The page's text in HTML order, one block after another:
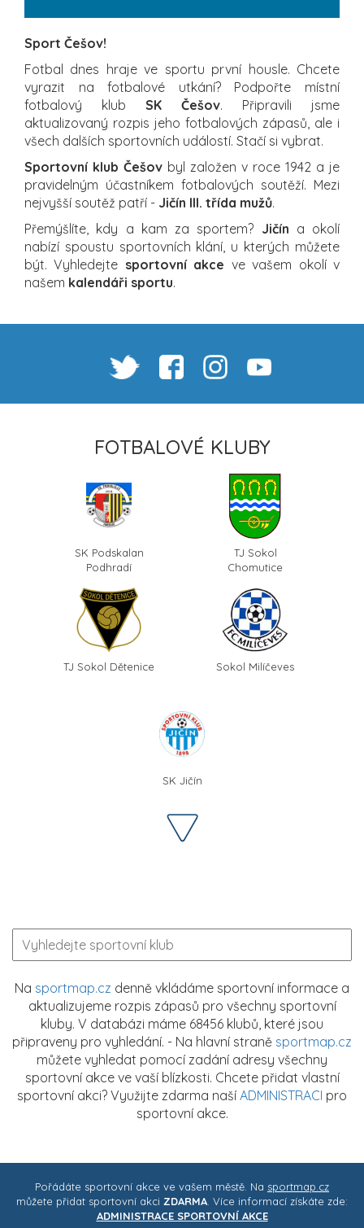
Sport Češov!
Fotbal dnes hraje ve sportu první housle. Chcete
vyrazit na fotbalové utkání? Podpořte místní
fotbalový klub SK Češov. Připravili jsme
aktualizovaný rozpis jeho fotbalových zápasů, ale i
všech dalších sportovních událostí. Stačí si vybrat.
Sportovní klub Češov byl založen v roce 1942 a je
pravidelným účastníkem fotbalových soutěží. Mezi
nejvyšší soutěž patří - Jičín III. třída mužů.
Přemýšlíte, kdy a kam za sportem? Jičín a okolí
nabízí spoustu sportovních klání, u kterých můžete
být. Vyhledejte sportovní akce ve vašem okolí v
našem kalendáři sportu.
FOTBALOVÉ KLUBY
SK Podskalan
Podhradí
TJ Sokol
Chomutice
TJ Sokol Dětenice Sokol Milíčeves
SK Jičín
Na sportmap.cz denně vkládáme sportovní informace a
aktualizujeme rozpis zápasů pro všechny sportovní
kluby. V databázi máme 68456 klubů, které jsou
připraveny pro vyhledání. - Na hlavní straně sportmap.cz
můžete vyhledat pomocí zadání adresy všechny
sportovní akce ve vaší blízkosti. Chcete přidat vlastní
sportovní akci? Využijte zdarma naší ADMINISTRACI pro
sportovní akce.
Pořádáte sportovní akce ve vašem městě. Na sportmap.cz
můžete přidat sportovní akci ZDARMA . Více informací získáte zde:
ADMINISTRACE SPORTOVNÍ AKCE